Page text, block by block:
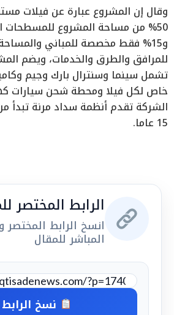
وقال إن المشروع عبارة عن فيلات
50% من مساحة المشروع للمسطحات
و15% فقط مخصصة للمباني
للمرافق والطرق والخدمات، ويضم
تشمل سينما وسنترال بارك وجيم
خاص لكل فيلا ومحطة شحن سيارات
15 عاما.
الرابط المختصر
انسخ الرابط
المباشر للمقال
نسخ الرابط